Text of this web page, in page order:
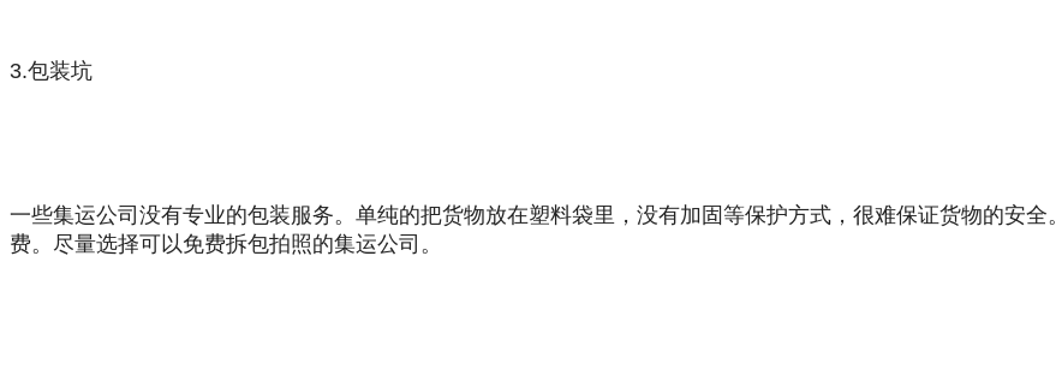
3.包装坑
一些集运公司没有专业的包装服务。单纯的把货物放在塑料袋里，没有加固等保护方式，很难保证货物的安
费。尽量选择可以免费拆包拍照的集运公司。